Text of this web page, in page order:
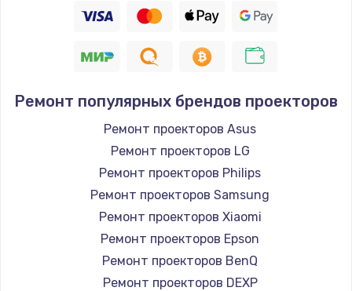
Ремонт популярных брендов проекторов
Ремонт проекторов Asus
Ремонт проекторов LG
Ремонт проекторов Philips
Ремонт проекторов Samsung
Ремонт проекторов Xiaomi
Ремонт проекторов Epson
Ремонт проекторов BenQ
Ремонт проекторов DEXP